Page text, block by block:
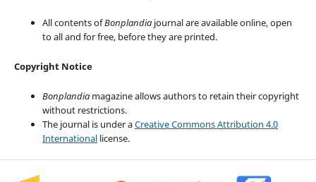
All contents ofBonplandiajournal are available online, open
to all and for free, before they are printed.
Copyright Notice
Bonplandiamagazine allows authors to retain their copyright
without restrictions.
The journal is under aCreative Commons Attribution 4.0
Internationallicense.